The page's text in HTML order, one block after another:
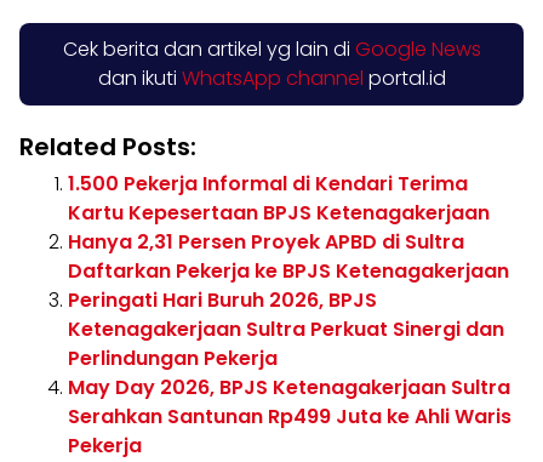
Cek berita dan artikel yg lain di Google News
dan ikuti WhatsApp channel portal.id
Related Posts:
1.500 Pekerja Informal di Kendari Terima
Kartu Kepesertaan BPJS Ketenagakerjaan
Hanya 2,31 Persen Proyek APBD di Sultra
Daftarkan Pekerja ke BPJS Ketenagakerjaan
Peringati Hari Buruh 2026, BPJS
Ketenagakerjaan Sultra Perkuat Sinergi dan
Perlindungan Pekerja
May Day 2026, BPJS Ketenagakerjaan Sultra
Serahkan Santunan Rp499 Juta ke Ahli Waris
Pekerja